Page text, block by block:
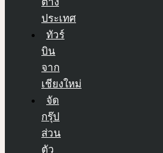
ประเทศ
ทัวร์
บิน
จาก
เชียงใหม่
จัด
กรุ๊ป
ส่วน
ตัว